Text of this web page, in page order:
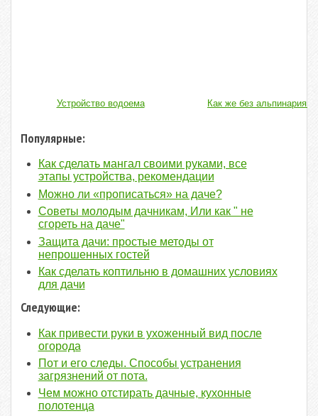
Устройство водоема Как же без альпинария...
Популярные:
Как сделать мангал своими руками, все
этапы устройства, рекомендации
Можно ли «прописаться» на даче?
Советы молодым дачникам, Или как " не
сгореть на даче"
Защита дачи: простые методы от
непрошенных гостей
Как сделать коптильню в домашних условиях
для дачи
Следующие:
Как привести руки в ухоженный вид после
огорода
Пот и его следы. Способы устранения
загрязнений от пота.
Чем можно отстирать дачные, кухонные
полотенца